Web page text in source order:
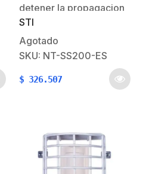
detener la propagacion
de
gérmenes
de onda infrarroja
NoTouch® .Permite al
usuario abrir una puerta
frente al interruptor IR
.Ayuda a reducir la
STI
Agotado
SKU: NT-SS200-ES
$ 326.507